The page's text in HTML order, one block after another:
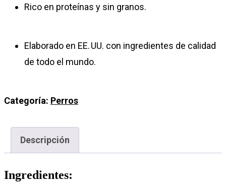
Rico en proteínas y sin granos.
Elaborado en EE. UU. con ingredientes de calidad
de todo el mundo.
Categoría: Perros
Descripción
Ingredientes: